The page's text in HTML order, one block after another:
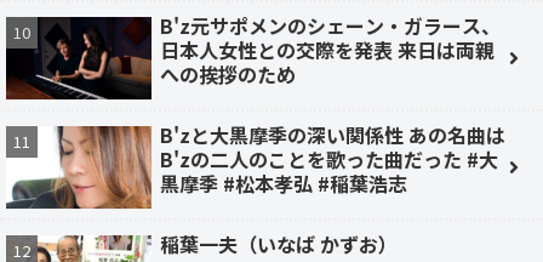
B'z元サポメンのシェーン・ガラース、
日本人女性との交際を発表 来日は両親
への挨拶のため
B'zと大黒摩季の深い関係性 あの名曲は
B'zの二人のことを歌った曲だった #大
黒摩季 #松本孝弘 #稲葉浩志
稲葉一夫（いなば かずお）